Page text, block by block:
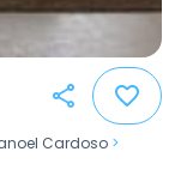
Cardoso >